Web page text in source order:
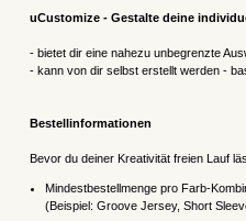
uCustomize - Gestalte deine
- bietet dir eine nahezu unbegrenzte
- kann von dir selbst erstellt werden -
Bestellinformationen
Bevor du deiner Kreativität freien Lauf
Mindestbestellmenge pro Farb-
(Beispiel: Groove Jersey, Short